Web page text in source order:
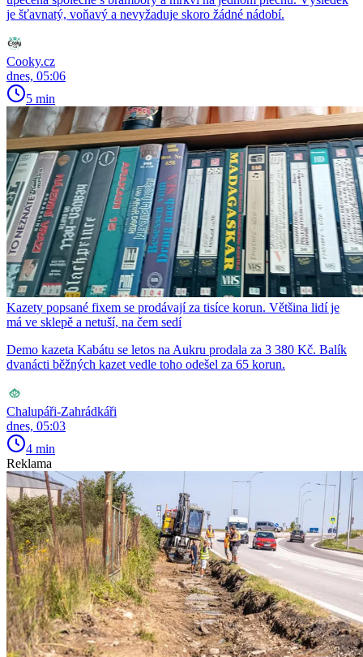
je šťavnatý, voňavý a nevyžaduje skoro žádné nádobí.
Cooky.cz
dnes, 05:06
5 min
Kazety popsané fixem se prodávají za tisíce korun. Většina lidí je
má ve sklepě a netuší, na čem sedí
Demo kazeta Kabátu se letos na Aukru prodala za 3 380 Kč. Balík
dvanácti běžných kazet vedle toho odešel za 65 korun.
Chalupáři-Zahrádkáři
dnes, 05:03
4 min
Reklama